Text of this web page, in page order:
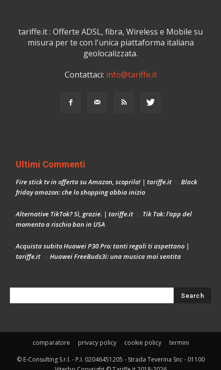
tariffe.it : Offerte ADSL, fibra, Wireless e Mobile su
misura per te con l'unica piattaforma italiana
geolocalizzata.
Contattaci: info@tariffe.it
Ultimi Commenti
Fire stick tv in offerta su Amazon, scoprilo! | tariffe.it
Black
friday amazon: che lo shopping abbia inizio
Alternative TikTok? Sì, grazie. | tariffe.it
Tik Tok: l’app del
momento a rischio ban in USA
Acquista subito Huawei P30 Pro: tanti regali ti aspettano |
tariffe.it
Huawei FreeBuds3i: una musica mai sentita
comparatore privacy policy cookie policy
termini
© E-Consulting S.r.l. - P.I. 02046451205 - Strada Teverina Snc - 01100